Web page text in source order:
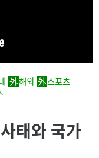
해외
스포츠
사태와 국가